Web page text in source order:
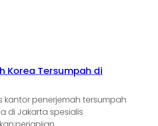
Korea Tersumpah di
kantor penerjemah tersumpah
di Jakarta spesialis